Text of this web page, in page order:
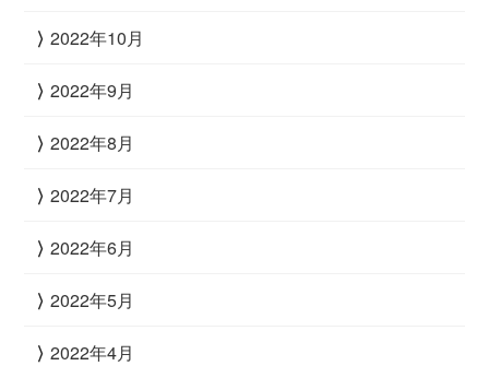
2022年10月
2022年9月
2022年8月
2022年7月
2022年6月
2022年5月
2022年4月